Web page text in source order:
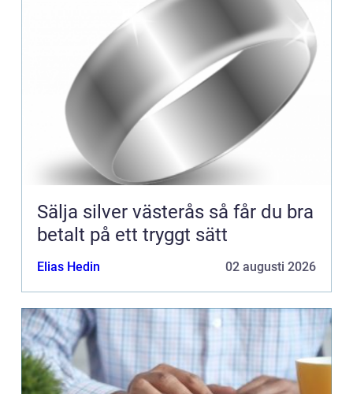
Sälja silver västerås så får du bra
betalt på ett tryggt sätt
Elias Hedin 02 augusti 2026